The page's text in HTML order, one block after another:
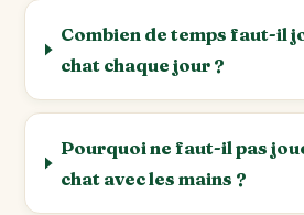
Combien de temps faut-il
chat chaque jour ?
Pourquoi ne faut-il pas
chat avec les mains ?